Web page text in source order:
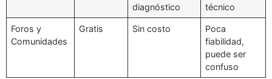
diagnóstico
técnico
Foros y
Comunidades
Gratis Sin costo
Poca
fiabilidad,
puede ser
confuso